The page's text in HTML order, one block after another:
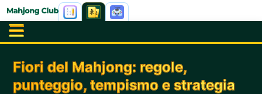
Fiori del Mahjong: regole,
punteggio, tempismo e strategia